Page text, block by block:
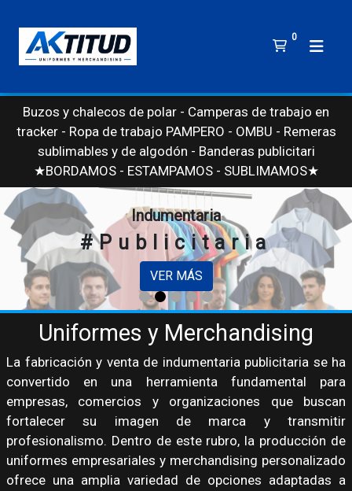
0
Buzos y chalecos de polar - Camperas de trabajo en
tracker - Ropa de trabajo PAMPERO - OMBU - Remeras
sublimables y de algodón - Banderas publicitarias - B
★BORDAMOS - ESTAMPAMOS - SUBLIMAMOS★
Indumentaria
#Publicitaria
VER MÁS
Uniformes y Merchandising
La fabricación y venta de indumentaria publicitaria se ha
convertido en una herramienta fundamental para
empresas, comercios y organizaciones que buscan
fortalecer su imagen de marca y transmitir
profesionalismo. Dentro de este rubro, la producción de
uniformes empresariales y merchandising personalizado
ofrece una amplia variedad de opciones adaptadas a